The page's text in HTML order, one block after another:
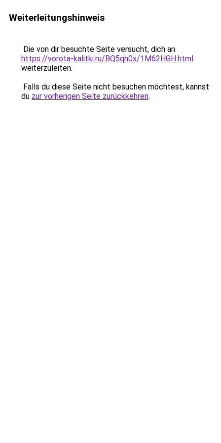
Weiterleitungshinweis
Die von dir besuchte Seite versucht, dich an
https://vorota-kalitki.ru/BQ5qh0x/1M62HGH.html
weiterzuleiten.
Falls du diese Seite nicht besuchen möchtest, kannst
du zur vorherigen Seite zurückkehren.